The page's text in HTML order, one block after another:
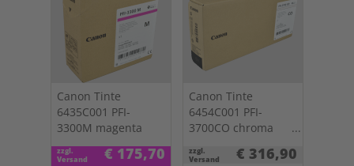
Canon Tinte
6435C001 PFI-
3300M magenta
zzgl.
Versand
€ 175,70
Canon Tinte
6454C001 PFI-
3700CO chroma
zzgl.
Versand
€ 316,90